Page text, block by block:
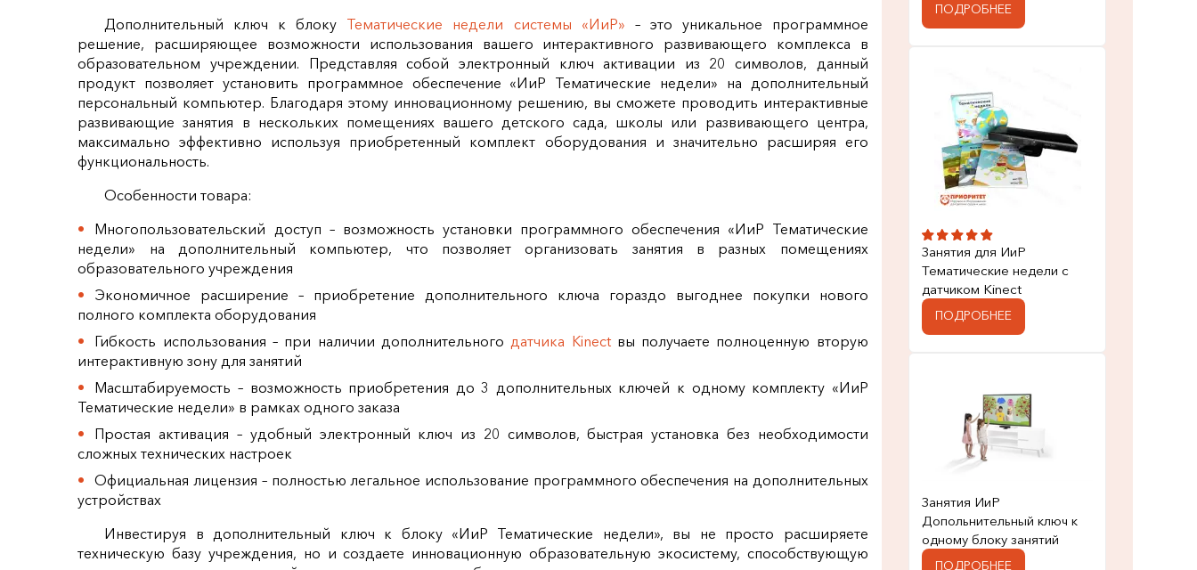
Дополнительный ключ к блоку Тематические недели системы «ИиР» – это уникальное программное
решение, расширяющее возможности использования вашего интерактивного развивающего комплекса в
образовательном учреждении. Представляя собой электронный ключ активации из 20 символов, данный
продукт позволяет установить программное обеспечение «ИиР Тематические недели» на дополнительный
персональный компьютер. Благодаря этому инновационному решению, вы сможете проводить интерактивные
развивающие занятия в нескольких помещениях вашего детского сада, школы или развивающего центра,
максимально эффективно используя приобретенный комплект оборудования и значительно расширяя его
функциональность.
Особенности товара:
Многопользовательский доступ – возможность установки программного обеспечения «ИиР Тематические
недели» на дополнительный компьютер, что позволяет организовать занятия в разных помещениях
образовательного учреждения
Экономичное расширение – приобретение дополнительного ключа гораздо выгоднее покупки нового
полного комплекта оборудования
Гибкость использования – при наличии дополнительногодатчика Kinectвы получаете полноценную вторую
интерактивную зону для занятий
Масштабируемость – возможность приобретения до 3 дополнительных ключей к одному комплекту «ИиР
Тематические недели» в рамках одного заказа
Простая активация – удобный электронный ключ из 20 символов, быстрая установка без необходимости
сложных технических настроек
Официальная лицензия – полностью легальное использование программного обеспечения на дополнительных
устройствах
Инвестируя в дополнительный ключ к блоку «ИиР Тематические недели», вы не просто расширяете
техническую базу учреждения, но и создаете инновационную образовательную экосистему, способствующую
ПОДРОБНЕЕ
Занятия для ИиР
Тематические недели с
датчиком Kinect
ПОДРОБНЕЕ
Занятия ИиР
Допольнительный ключ к
одному блоку занятий
ПОДРОБНЕЕ